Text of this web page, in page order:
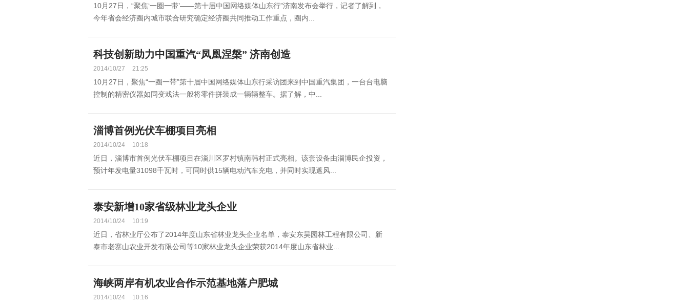
10月27日，“聚焦‘一圈一带’——第十届中国网络媒体山东行”济南发布会举行，记者了解到，
今年省会经济圈内城市联合研究确定经济圈共同推动工作重点，圈内...
科技创新助力中国重汽“凤凰涅槃” 济南创造
2014/10/27 21:25
10月27日，聚焦“一圈一带”第十届中国网络媒体山东行采访团来到中国重汽集团，一台台电脑
控制的精密仪器如同变戏法一般将零件拼装成一辆辆整车。据了解，中...
淄博首例光伏车棚项目亮相
2014/10/24 10:18
近日，淄博市首例光伏车棚项目在淄川区罗村镇南韩村正式亮相。该套设备由淄博民企投资，
预计年发电量31098千瓦时，可同时供15辆电动汽车充电，并同时实现遮风...
泰安新增10家省级林业龙头企业
2014/10/24 10:19
近日，省林业厅公布了2014年度山东省林业龙头企业名单，泰安东昊园林工程有限公司、新
泰市老寨山农业开发有限公司等10家林业龙头企业荣获2014年度山东省林业...
海峡两岸有机农业合作示范基地落户肥城
2014/10/24 10:16